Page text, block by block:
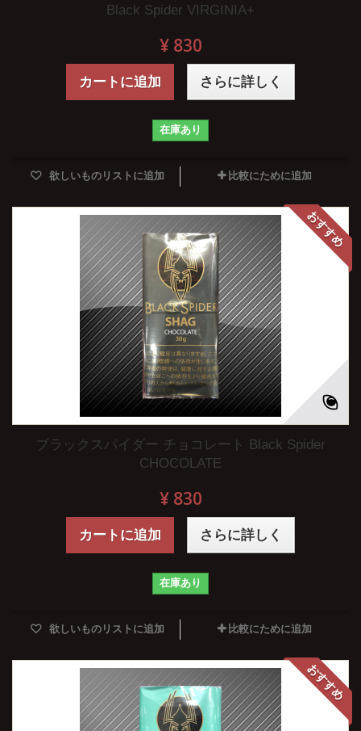
Black Spider VIRGINIA+
¥ 830
カートに追加 さらに詳しく
在庫あり
欲しいものリストに追加 比較にために追加
おすすめ
ブラックスパイダー チョコレート Black Spider
CHOCOLATE
¥ 830
カートに追加 さらに詳しく
在庫あり
欲しいものリストに追加 比較にために追加
おすすめ